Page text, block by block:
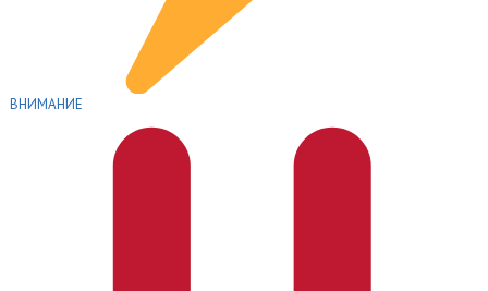
ВНИМАНИЕ